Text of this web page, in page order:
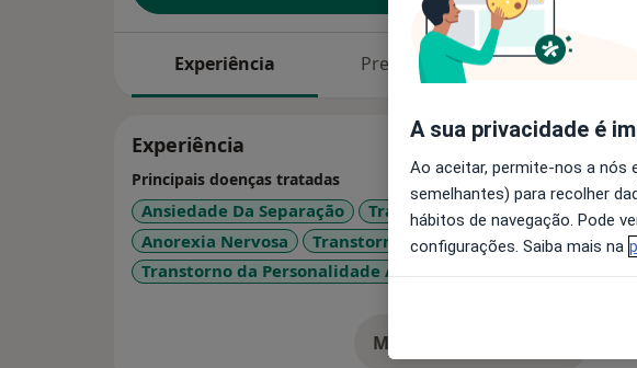
Experiência Preços Consultórios
Experiência
Principais doenças tratadas
Ansiedade Da Separação
Transtorno da Personalidade
Anorexia Nervosa
Transtornos Da Ansiedade
Transtorno da Personalidade Anti-Social
Mostrar mais detalhes
sobre a
A sua privacidade é
Ao aceitar, permite-nos a nós
semelhantes) para recolher
hábitos de navegação. Pode
configurações. Saiba mais na